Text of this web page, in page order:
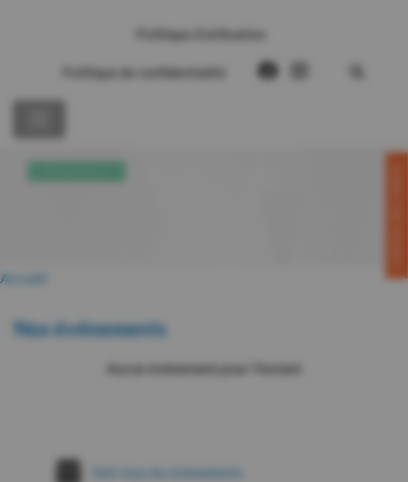
Politique d’utilisation
Politique de confidentialité
Accueil
Nos événements
Aucun événement pour l'instant
Voir tous les évènements